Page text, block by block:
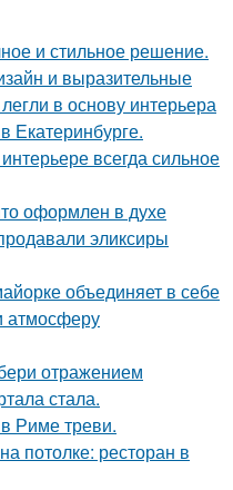
и стильное решение.
и выразительные
в основу интерьера
Екатеринбурге.
всегда сильное
оформлен в духе
эликсиры
объединяет в себе
атмосферу
отражением
стала.
Риме треви.
потолке: ресторан в